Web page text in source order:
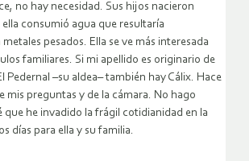
no hay necesidad. Sus hijos nacieron
consumió agua que resultaría
pesados. Ella se ve más interesada
familiares. Si mi apellido es originario de
Pedernal –su aldea– también hay Cálix. Hace
mis preguntas y de la cámara. No hago
que he invadido la frágil cotidianidad en la
días para ella y su familia.